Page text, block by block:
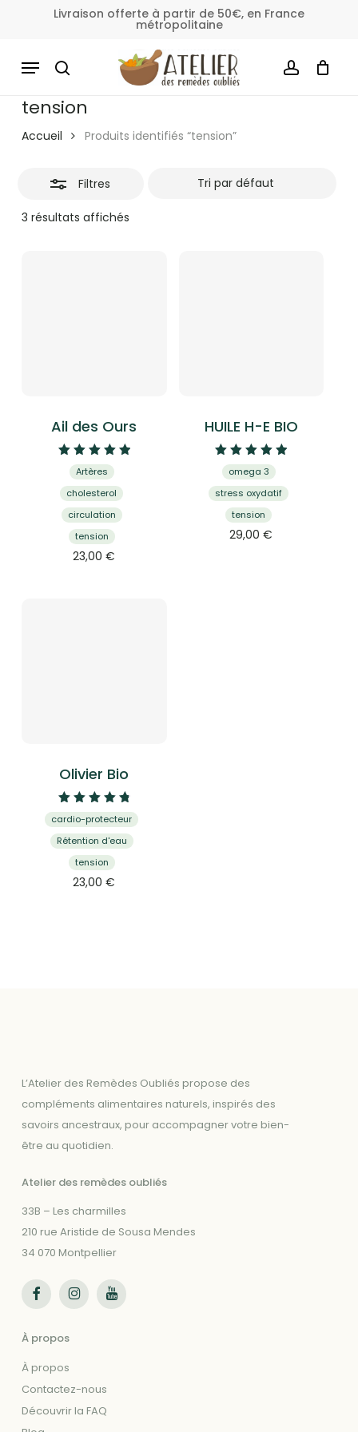
content
Livraison offerte à partir de 50€, en France
métropolitaine
SEARCH ACCOUNT
MENU panier
tension
Accueil Produits identifiés “tension”
Filtres
3 résultats affichés
filtres
Ail des Ours
Note
5.00
sur 5
Artères
cholesterol
circulation
tension
23,00€
HUILE H-E BIO
Note
5.00
sur 5
omega 3
stress oxydatif
tension
29,00€
Olivier Bio
Note
4.88
sur 5
cardio-protecteur
Rétention d'eau
tension
23,00€
L’Atelier des Remèdes Oubliés propose des
compléments alimentaires naturels, inspirés des
savoirs ancestraux, pour accompagner votre bien-
être au quotidien.
Atelier des remèdes oubliés
33B – Les charmilles
210 rue Aristide de Sousa Mendes
34 070 Montpellier
Suivez-nous sur FacebookSuivez-nous sur InstagramSuivez-nous sur Youtube
À propos
À propos
Contactez-nous
Découvrir la FAQ